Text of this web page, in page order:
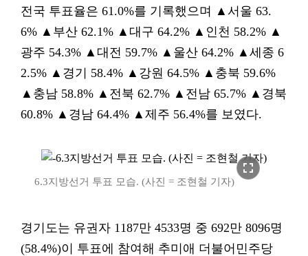
전국 투표율은 61.0%를 기록했으며 ▲서울 63.
6% ▲부산 62.1% ▲대구 64.2% ▲인천 58.2% ▲
광주 54.3% ▲대전 59.7% ▲울산 64.2% ▲세종 6
2.5% ▲경기 58.4% ▲강원 64.5% ▲충북 59.6%
▲충남 58.8% ▲전북 62.7% ▲전남 65.7% ▲경북
60.8% ▲경남 64.4% ▲제주 56.4%를 보였다.
fullscreen
6.3지방선거 투표 모습. (사진 = 조현철 기자)
경기도는 유권자 1187만 4533명 중 692만 8096명
(58.4%)이 투표에 참여해 추미애 더불어민주당